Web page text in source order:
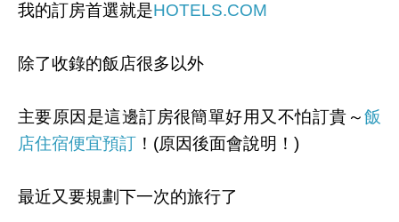
我的訂房首選就是HOTELS.COM
除了收錄的飯店很多以外
主要原因是這邊訂房很簡單好用又不怕訂貴～飯
店住宿便宜預訂 ！(原因後面會說明！)
最近又要規劃下一次的旅行了